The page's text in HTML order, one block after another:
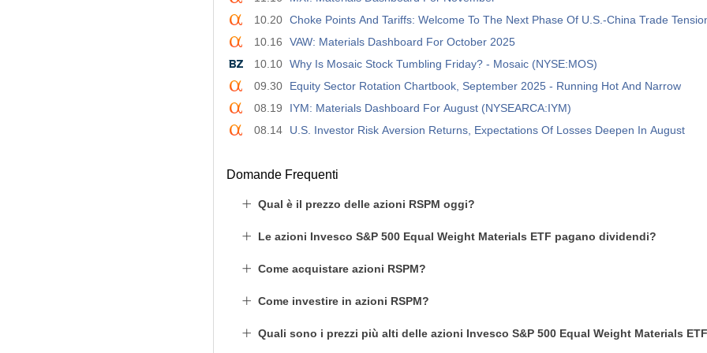
10.20 Choke Points And Tariffs: Welcome To The Next Phase Of U.S.-China Trade
10.16
VAW: Materials Dashboard For October 2025
10.10 Why Is Mosaic Stock Tumbling Friday? - Mosaic (NYSE:MOS)
09.30
Equity Sector Rotation Chartbook, September 2025 - Running Hot And Narrow
08.19
IYM: Materials Dashboard For August (NYSEARCA:IYM)
08.14
U.S. Investor Risk Aversion Returns, Expectations Of Losses Deepen In August
Domande Frequenti
Qual è il prezzo delle azioni RSPM oggi?
Le azioni Invesco S&P 500 Equal Weight Materials ETF pagano dividendi?
Come acquistare azioni RSPM?
Come investire in azioni RSPM?
Quali sono i prezzi più alti delle azioni Invesco S&P 500 Equal Weight Materials